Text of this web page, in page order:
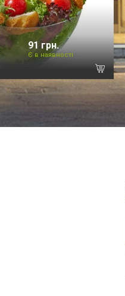
91 грн.
Є в наявності